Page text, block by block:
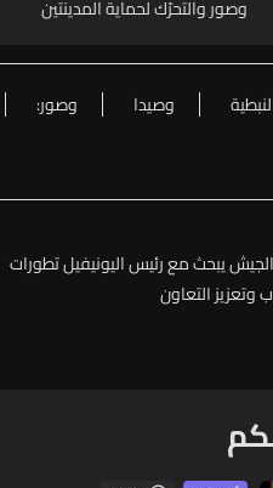
وصور والتحرّك لحماية المدينتين
وصيدا وصور:
يبحث مع رئيس اليونيفيل تطورات
وتعزيز التعاون